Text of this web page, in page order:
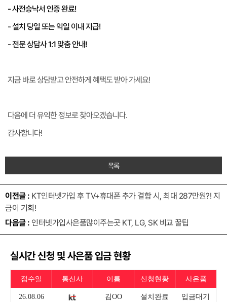
- 사전승낙서 인증 완료!
- 설치 당일 또는 익일 이내 지급!
- 전문 상담사 1:1 맞춤 안내!
지금 바로 상담받고 안전하게 혜택도 받아 가세요!
다음에 더 유익한 정보로 찾아오겠습니다.
감사합니다!
목록
이전글 : KT인터넷가입 후 TV+휴대폰 추가 결합 시, 최대 287만원?! 지
금이 기회!
다음글 : 인터넷가입사은품많이주는곳 KT, LG, SK 비교 꿀팁
실시간 신청 및 사은품 입금 현황